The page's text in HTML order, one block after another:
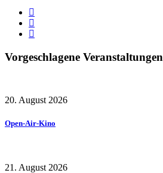
Vorgeschlagene Veranstaltungen
20. August 2026
Open-Air-Kino
21. August 2026